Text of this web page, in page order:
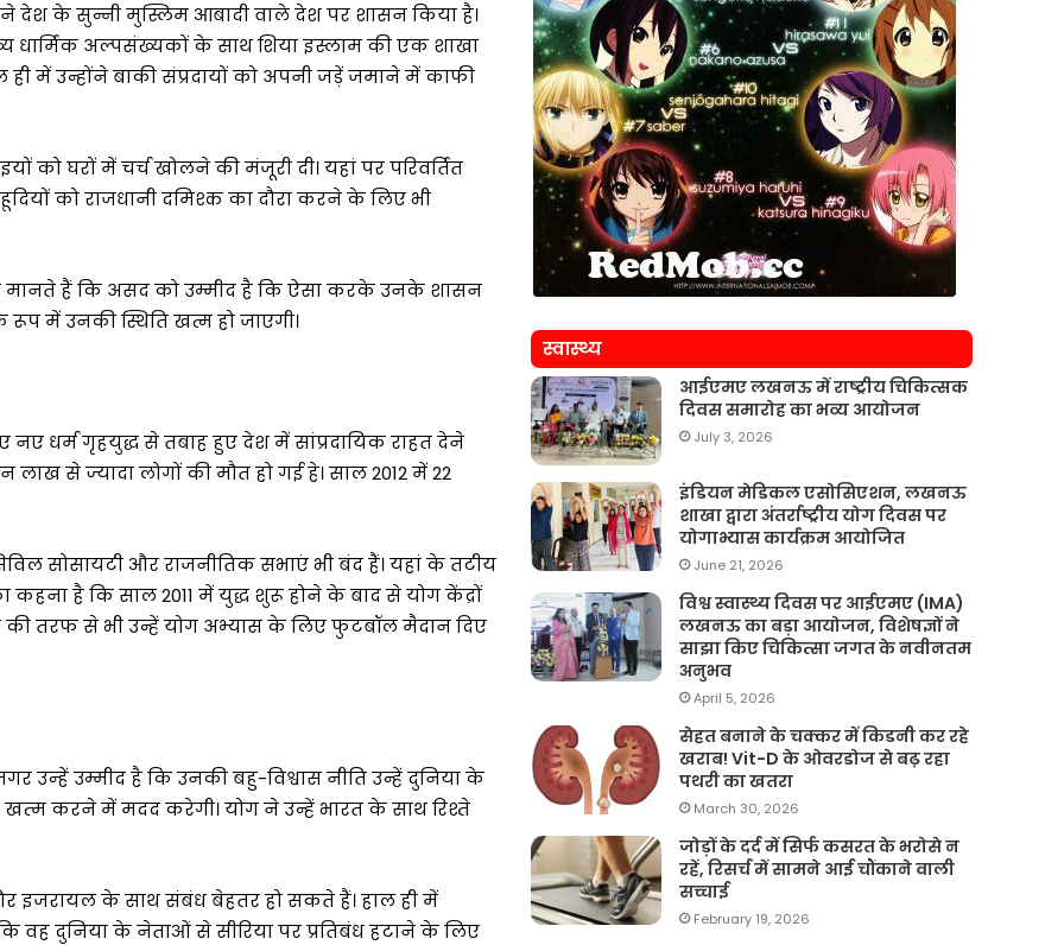
देश के सुन्नी मुस्लिम आबादी वाले देश पर शासन किया है।
धार्मिक अल्पसंख्यकों के साथ शिया इस्लाम की एक शाखा
में उन्होंने बाकी संप्रदायों को अपनी जड़ें जमाने में काफी
को घरों में चर्च खोलने की मंजूरी दी। यहां पर परिवर्तित
को राजधानी दमिश्क का दौरा करने के लिए भी
हैं कि असद को उम्मीद है कि ऐसा करके उनके शासन
में उनकी स्थिति खत्म हो जाएगी।
धर्म गृहयुद्ध से तबाह हुए देश में सांप्रदायिक राहत देने
लाख से ज्‍यादा लोगों की मौत हो गई हे। साल 2012 में 22
सोसायटी और राजनीतिक सभाएं भी बंद हैं। यहां के तटीय
कहना है कि साल 2011 में युद्ध शुरू होने के बाद से योग केंद्रों
तरफ से भी उन्हें योग अभ्यास के लिए फुटबॉल मैदान दिए
उम्मीद है कि उनकी बहु-विश्वास नीति उन्हें दुनिया के
करने में मदद करेगी। योग ने उन्हें भारत के साथ रिश्ते
इजरायल के साथ संबंध बेहतर हो सकते हैं। हाल ही में
वह दुनिया के नेताओं से सीरिया पर प्रतिबंध हटाने के लिए
स्वास्थ्य
आईएमए लखनऊ में राष्ट्रीय चिकित्सक
दिवस समारोह का भव्य आयोजन
July 3, 2026
इंडियन मेडिकल एसोसिएशन, लखनऊ
शाखा द्वारा अंतर्राष्ट्रीय योग दिवस पर
योगाभ्यास कार्यक्रम आयोजित
June 21, 2026
विश्व स्वास्थ्य दिवस पर आईएमए (IMA)
लखनऊ का बड़ा आयोजन, विशेषज्ञों ने
साझा किए चिकित्सा जगत के नवीनतम
अनुभव
April 5, 2026
सेहत बनाने के चक्कर में किडनी कर रहे
खराब! Vit-D के ओवरडोज से बढ़ रहा
पथरी का खतरा
March 30, 2026
जोड़ों के दर्द में सिर्फ कसरत के भरोसे न
रहें, रिसर्च में सामने आई चौंकाने वाली
सच्चाई
February 19, 2026